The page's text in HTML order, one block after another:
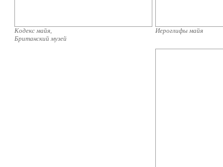
Кодекс майя,
Британский музей
Иероглифы майя